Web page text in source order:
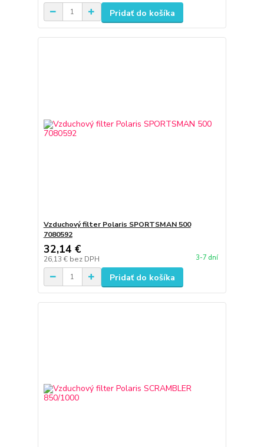
Pridať do košíka
Vzduchový filter Polaris SPORTSMAN 500
7080592
32,14 €
26,13 € bez DPH 3-7 dní
Pridať do košíka